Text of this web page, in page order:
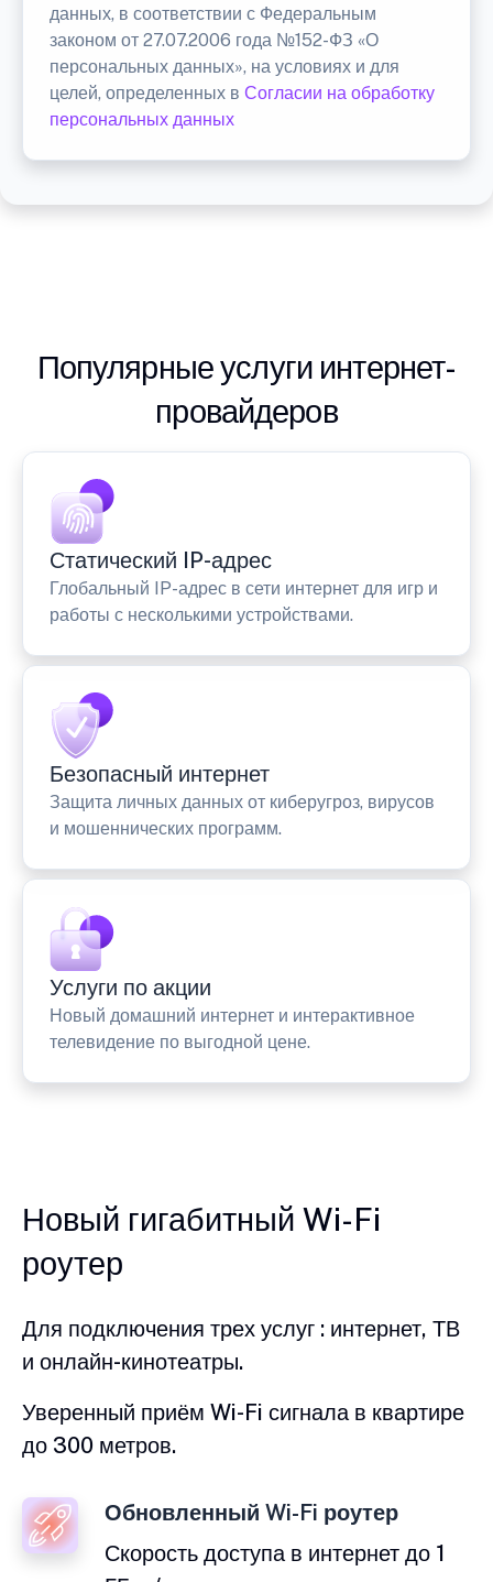
данных, в соответствии с Федеральным
законом от 27.07.2006 года №152-ФЗ «О
персональных данных», на условиях и для
целей, определенных в Согласии на обработку
персональных данных
Популярные услуги интернет-
провайдеров
Статический IP-адрес
Глобальный IP-адрес в сети интернет для игр и
работы с несколькими устройствами.
Безопасный интернет
Защита личных данных от киберугроз, вирусов
и мошеннических программ.
Услуги по акции
Новый домашний интернет и интерактивное
телевидение по выгодной цене.
Новый гигабитный Wi-Fi
роутер
Для подключения трех услуг : интернет, ТВ
и онлайн-кинотеатры.
Уверенный приём Wi-Fi сигнала в квартире
до 300 метров.
Обновленный Wi-Fi роутер
Скорость доступа в интернет до 1